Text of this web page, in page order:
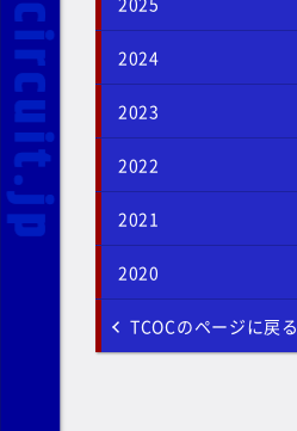
2024
2023
2022
2021
2020
TCOCのページに戻る